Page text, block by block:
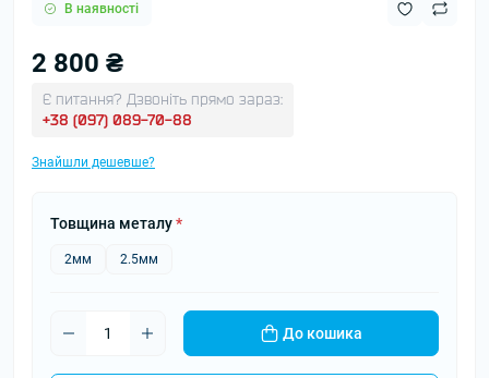
В наявності
2 800 ₴
Є питання? Дзвоніть прямо зараз:
+38 (097) 089-70-88
Знайшли дешевше?
Товщина металу*
2мм 2.5мм
До кошика